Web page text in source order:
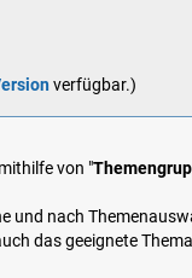
verfügbar.)
von "
und nach
das geeignete